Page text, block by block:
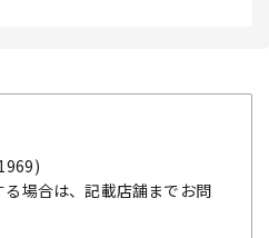
場合は、記載店舗までお問